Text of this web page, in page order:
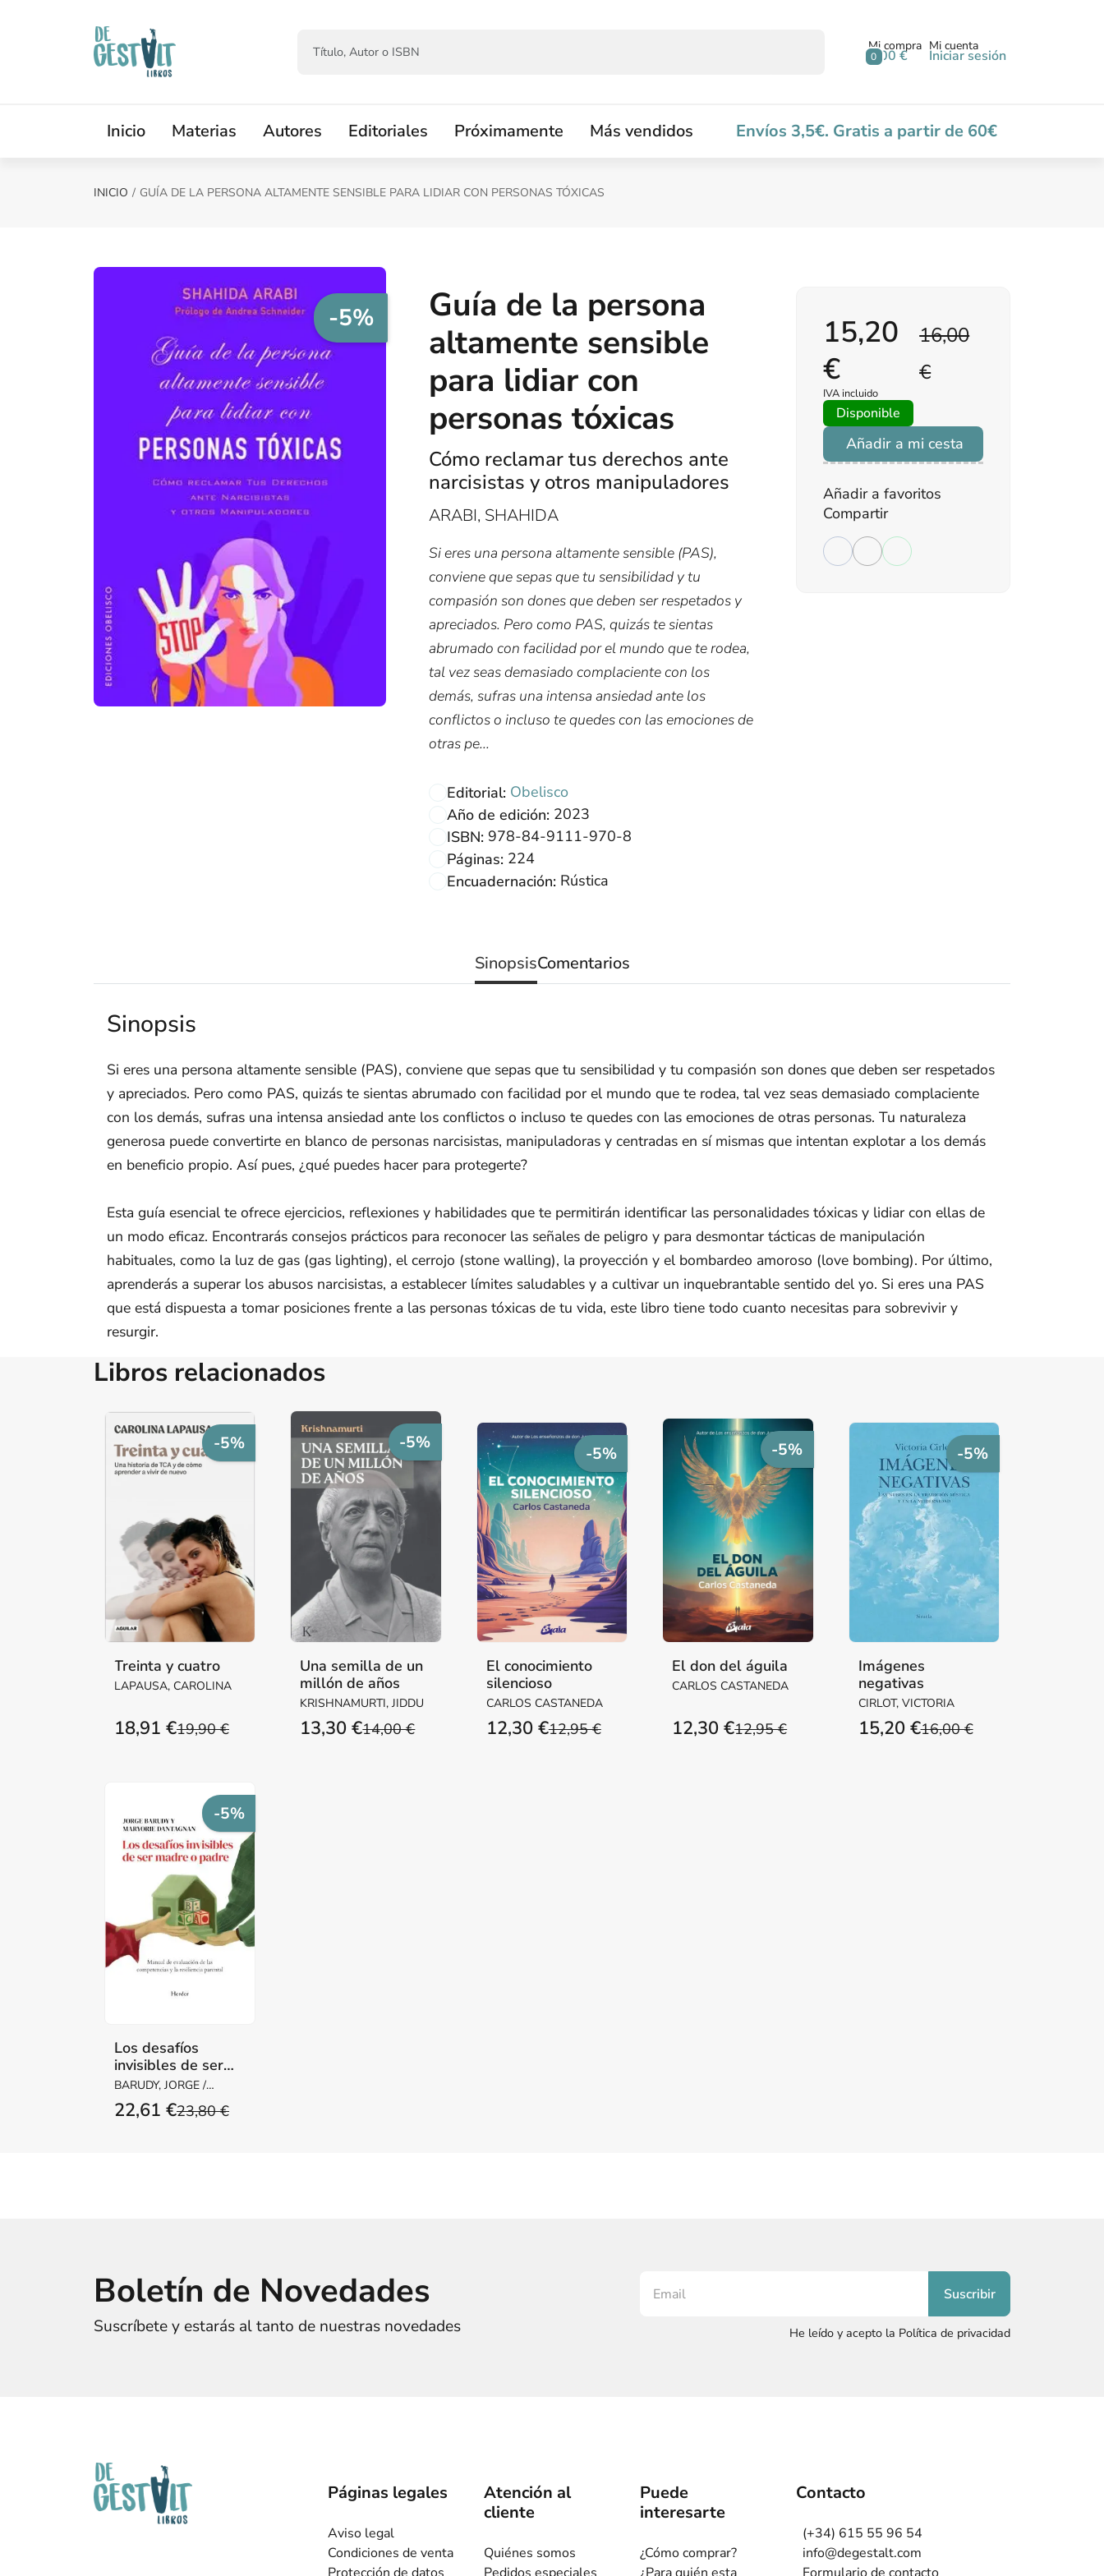
0
Mi compra
0,00 €
Mi cuenta
Iniciar sesión
Inicio Materias Autores Editoriales Próximamente Más vendidos Envíos 3,5€. Gratis a partir de 60€
INICIO GUÍA DE LA PERSONA ALTAMENTE SENSIBLE PARA LIDIAR CON PERSONAS TÓXICAS
-5%
Guía de la persona
altamente sensible
para lidiar con
personas tóxicas
Cómo reclamar tus derechos ante
narcisistas y otros manipuladores
ARABI, SHAHIDA
Si eres una persona altamente sensible (PAS),
conviene que sepas que tu sensibilidad y tu
compasión son dones que deben ser respetados y
apreciados. Pero como PAS, quizás te sientas
abrumado con facilidad por el mundo que te rodea,
tal vez seas demasiado complaciente con los
demás, sufras una intensa ansiedad ante los
conflictos o incluso te quedes con las emociones de
otras pe...
Editorial: Obelisco
Año de edición: 2023
ISBN: 978-84-9111-970-8
Páginas: 224
Encuadernación: Rústica
16,00
€
15,20
€
IVA incluido
Disponible
Añadir a mi cesta
Añadir a favoritos
Compartir
SinopsisComentarios
Sinopsis
Si eres una persona altamente sensible (PAS), conviene que sepas que tu sensibilidad y tu compasión son dones que deben ser respetados
y apreciados. Pero como PAS, quizás te sientas abrumado con facilidad por el mundo que te rodea, tal vez seas demasiado complaciente
con los demás, sufras una intensa ansiedad ante los conflictos o incluso te quedes con las emociones de otras personas. Tu naturaleza
generosa puede convertirte en blanco de personas narcisistas, manipuladoras y centradas en sí mismas que intentan explotar a los demás
en beneficio propio. Así pues, ¿qué puedes hacer para protegerte?
Esta guía esencial te ofrece ejercicios, reflexiones y habilidades que te permitirán identificar las personalidades tóxicas y lidiar con ellas de
un modo eficaz. Encontrarás consejos prácticos para reconocer las señales de peligro y para desmontar tácticas de manipulación
habituales, como la luz de gas (gas lighting), el cerrojo (stone walling), la proyección y el bombardeo amoroso (love bombing). Por último,
aprenderás a superar los abusos narcisistas, a establecer límites saludables y a cultivar un inquebrantable sentido del yo. Si eres una PAS
que está dispuesta a tomar posiciones frente a las personas tóxicas de tu vida, este libro tiene todo cuanto necesitas para sobrevivir y
resurgir.
Libros relacionados
-5%
Treinta y cuatro
LAPAUSA, CAROLINA
19,90 €
18,91 €
-5%
Una semilla de un
millón de años
KRISHNAMURTI, JIDDU
14,00 €
13,30 €
-5%
El conocimiento
silencioso
CARLOS CASTANEDA
12,95 €
12,30 €
-5%
El don del águila
CARLOS CASTANEDA
12,95 €
12,30 €
-5%
Imágenes
negativas
CIRLOT, VICTORIA
16,00 €
15,20 €
-5%
Los desafíos
invisibles de ser
madre o padre
BARUDY, JORGE /
DANTAGNAN,
MARYORIE 23,80 €
22,61 €
Boletín de Novedades
Suscríbete y estarás al tanto de nuestras novedades He leído y acepto la Política de privacidad
Páginas legales
Aviso legal
Condiciones de venta
Atención al
cliente
Quiénes somos
Puede
interesarte
¿Cómo comprar?
Contacto
(+34) 615 55 96 54
info@degestalt.com